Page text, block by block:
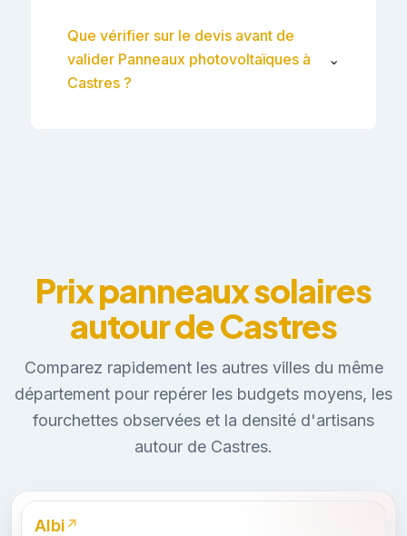
Que vérifier sur le devis avant de
valider Panneaux photovoltaïques à
Castres ?
⌄
Prix panneaux solaires
autour de Castres
Comparez rapidement les autres villes du même
département pour repérer les budgets moyens, les
fourchettes observées et la densité d'artisans
autour de Castres.
Albi